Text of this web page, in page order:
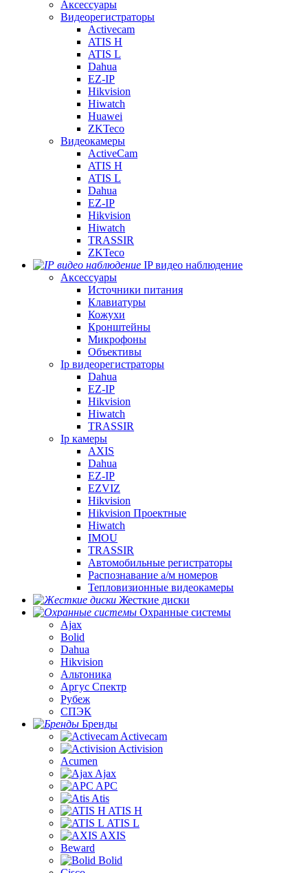
Аксессуары
Видеорегистраторы
Activecam
ATIS H
ATIS L
Dahua
EZ-IP
Hikvision
Hiwatch
Huawei
ZKTeco
Видеокамеры
ActiveCam
ATIS H
ATIS L
Dahua
EZ-IP
Hikvision
Hiwatch
TRASSIR
ZKTeco
IP видео наблюдение
Аксессуары
Источники питания
Клавиатуры
Кожухи
Кронштейны
Микрофоны
Объективы
Ip видеорегистраторы
Dahua
EZ-IP
Hikvision
Hiwatch
TRASSIR
Ip камеры
AXIS
Dahua
EZ-IP
EZVIZ
Hikvision
Hikvision Проектные
Hiwatch
IMOU
TRASSIR
Автомобильные регистраторы
Распознавание а/м номеров
Тепловизионные видеокамеры
Жесткие диски
Охранные системы
Ajax
Bolid
Dahua
Hikvision
Альтоника
Аргус Спектр
Рубеж
СПЭК
Бренды
Activecam
Activision
Acumen
Ajax
APC
Atis
ATIS H
ATIS L
AXIS
Beward
Bolid